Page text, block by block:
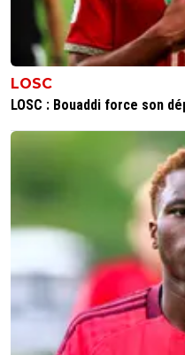
LOSC
LOSC : Bouaddi force son